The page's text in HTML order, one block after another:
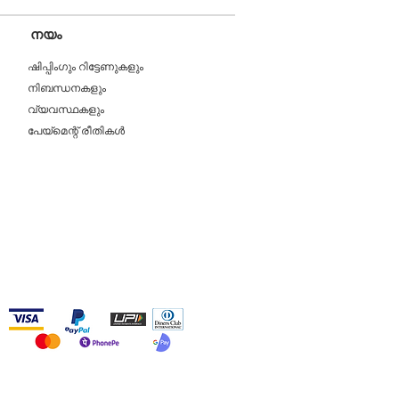
നയം
ഷിപ്പിംഗും റിട്ടേണുകളും
നിബന്ധനകളും
വ്യവസ്ഥകളും
പേയ്മെന്റ് രീതികൾ